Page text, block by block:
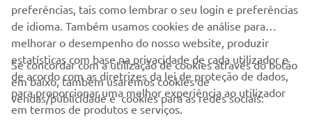
EMPRESA
preferências, tais como lembrar o seu login e preferências
de idioma. Também usamos cookies de análise para
melhorar o desempenho do nosso website, produzir
estatísticas com base na privacidade de cada utilizador e
de acordo com as diretrizes da lei de proteção de dados,
para proporcionar uma melhor experiência ao utilizador
em termos de produtos e serviços.
Se concordar com a utilização de cookies através do botão
em baixo, também usaremos cookies de
vendas/publicidade e cookies para as redes sociais: